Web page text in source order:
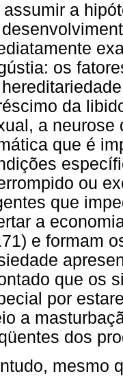
assumir a
os
da
a neurose
que é
ou
que
a
e formam
que os
por
a
dos
mesmo